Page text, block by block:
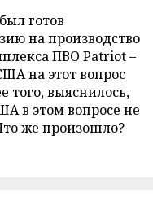
готов
на производство
ПВО Patriot –
на этот вопрос
того, выяснилось,
в этом вопросе не
же произошло?